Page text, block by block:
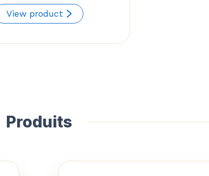
initial
était :
actuel
est :
View product
Produits